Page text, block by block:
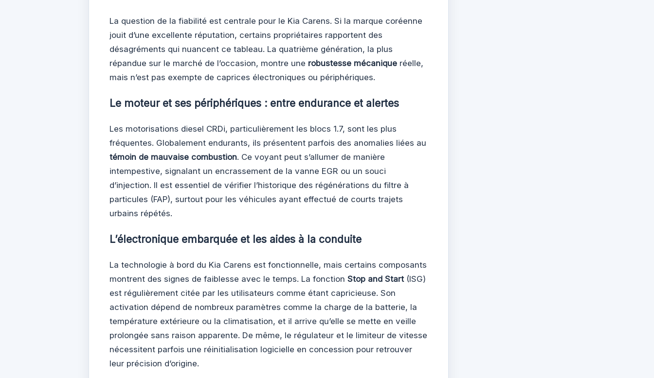
La question de la fiabilité est centrale pour le Kia Carens. Si la marque coréenne
jouit d’une excellente réputation, certains propriétaires rapportent des
désagréments qui nuancent ce tableau. La quatrième génération, la plus
répandue sur le marché de l’occasion, montre une robustesse mécanique réelle,
mais n’est pas exempte de caprices électroniques ou périphériques.
Le moteur et ses périphériques : entre endurance et alertes
Les motorisations diesel CRDi, particulièrement les blocs 1.7, sont les plus
fréquentes. Globalement endurants, ils présentent parfois des anomalies liées au
témoin de mauvaise combustion. Ce voyant peut s’allumer de manière
intempestive, signalant un encrassement de la vanne EGR ou un souci
d’injection. Il est essentiel de vérifier l’historique des régénérations du filtre à
particules (FAP), surtout pour les véhicules ayant effectué de courts trajets
urbains répétés.
L’électronique embarquée et les aides à la conduite
La technologie à bord du Kia Carens est fonctionnelle, mais certains composants
montrent des signes de faiblesse avec le temps. La fonction Stop and Start(ISG)
est régulièrement citée par les utilisateurs comme étant capricieuse. Son
activation dépend de nombreux paramètres comme la charge de la batterie, la
température extérieure ou la climatisation, et il arrive qu’elle se mette en veille
prolongée sans raison apparente. De même, le régulateur et le limiteur de vitesse
nécessitent parfois une réinitialisation logicielle en concession pour retrouver
leur précision d’origine.